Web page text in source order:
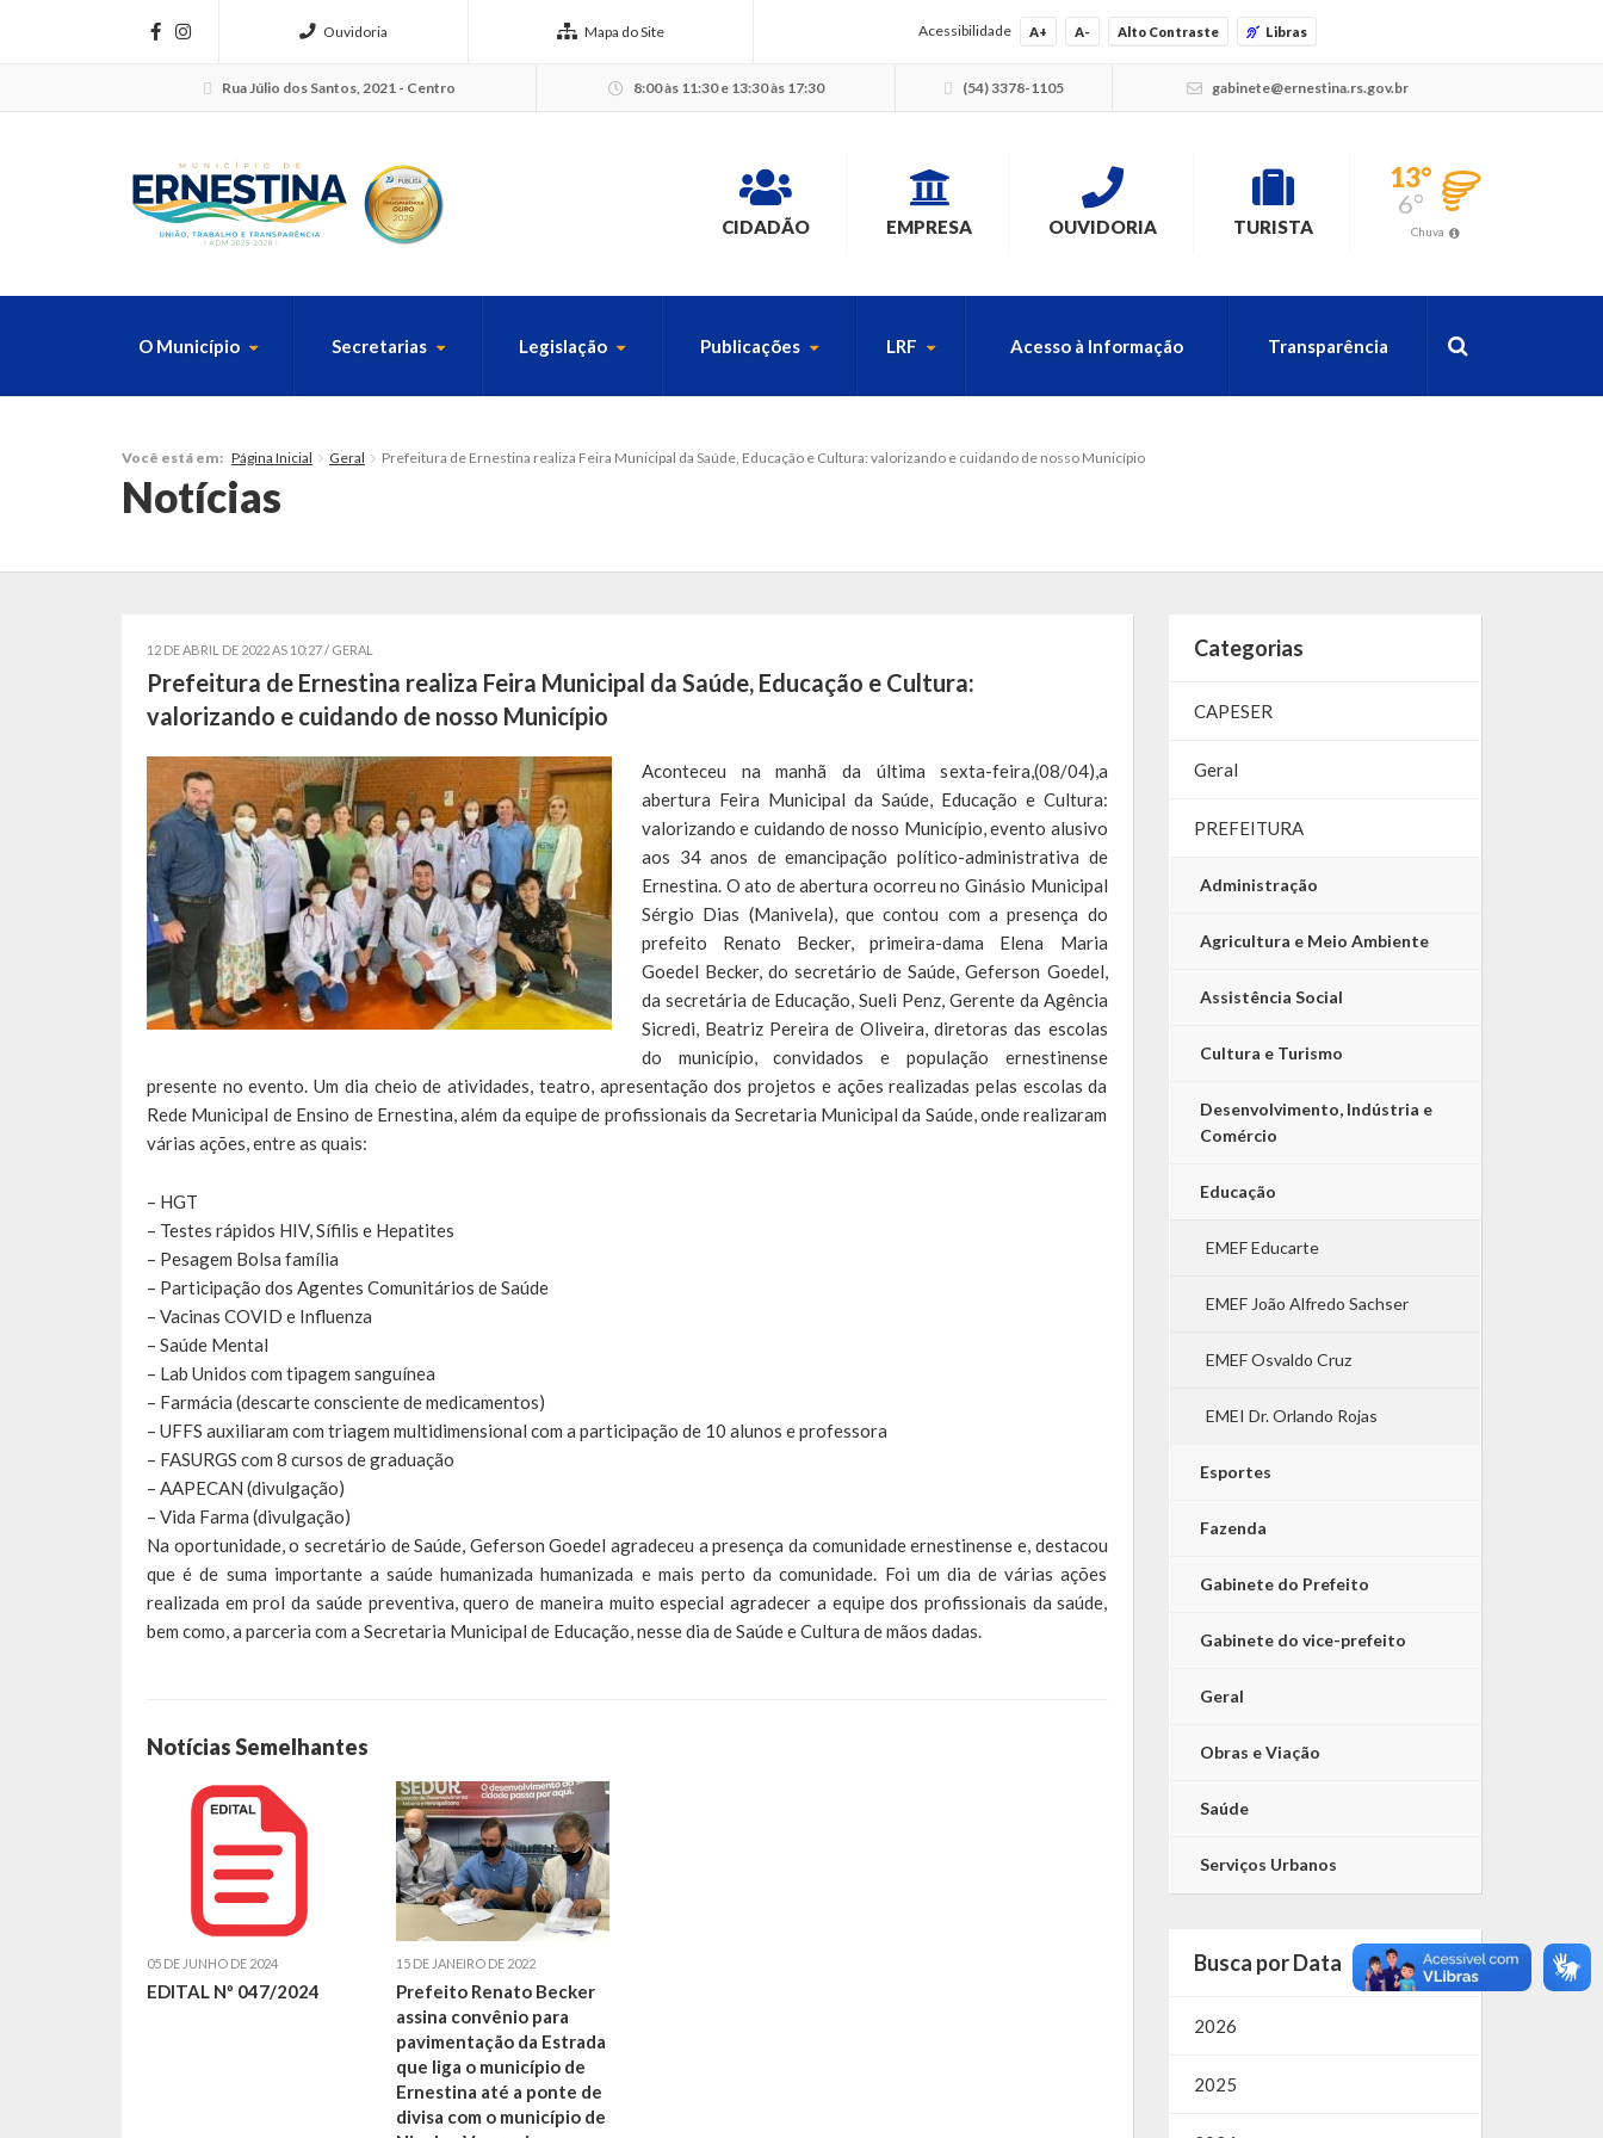
Ouvidoria Mapa do Site Acessibilidade A+ A- Alto Contraste Libras
Rua Júlio dos Santos, 2021 - Centro 8:00 às 11:30 e 13:30 às 17:30 (54) 3378-1105 gabinete@ernestina.rs.gov.br
CIDADÃO EMPRESA OUVIDORIA TURISTA
13°
6°
Chuva
O Município Secretarias Legislação Publicações LRF Acesso à Informação Transparência
Você está em: Página Inicial Geral Prefeitura de Ernestina realiza Feira Municipal da Saúde, Educação e Cultura: valorizando e cuidando de nosso Município
Notícias
12 DE ABRIL DE 2022 AS 10:27 / GERAL
Prefeitura de Ernestina realiza Feira Municipal da Saúde, Educação e Cultura:
valorizando e cuidando de nosso Município
Aconteceu na manhã da última sexta-feira,(08/04),a
abertura Feira Municipal da Saúde, Educação e Cultura:
valorizando e cuidando de nosso Município, evento alusivo
aos 34 anos de emancipação político-administrativa de
Ernestina. O ato de abertura ocorreu no Ginásio Municipal
Sérgio Dias (Manivela), que contou com a presença do
prefeito Renato Becker, primeira-dama Elena Maria
Goedel Becker, do secretário de Saúde, Geferson Goedel,
da secretária de Educação, Sueli Penz, Gerente da Agência
Sicredi, Beatriz Pereira de Oliveira, diretoras das escolas
do município, convidados e população ernestinense
presente no evento. Um dia cheio de atividades, teatro, apresentação dos projetos e ações realizadas pelas escolas da
Rede Municipal de Ensino de Ernestina, além da equipe de profissionais da Secretaria Municipal da Saúde, onde realizaram
várias ações, entre as quais:
– HGT
– Testes rápidos HIV, Sífilis e Hepatites
– Pesagem Bolsa família
– Participação dos Agentes Comunitários de Saúde
– Vacinas COVID e Influenza
– Saúde Mental
– Lab Unidos com tipagem sanguínea
– Farmácia (descarte consciente de medicamentos)
– UFFS auxiliaram com triagem multidimensional com a participação de 10 alunos e professora
– FASURGS com 8 cursos de graduação
– AAPECAN (divulgação)
– Vida Farma (divulgação)
Na oportunidade, o secretário de Saúde, Geferson Goedel agradeceu a presença da comunidade ernestinense e, destacou
que é de suma importante a saúde humanizada humanizada e mais perto da comunidade. Foi um dia de várias ações
realizada em prol da saúde preventiva, quero de maneira muito especial agradecer a equipe dos profissionais da saúde,
bem como, a parceria com a Secretaria Municipal de Educação, nesse dia de Saúde e Cultura de mãos dadas.
Notícias Semelhantes
05 DE JUNHO DE 2024
EDITAL Nº 047/2024
15 DE JANEIRO DE 2022
Prefeito Renato Becker
assina convênio para
pavimentação da Estrada
que liga o município de
Ernestina até a ponte de
divisa com o município de
Categorias
CAPESER
Geral
PREFEITURA
Administração
Agricultura e Meio Ambiente
Assistência Social
Cultura e Turismo
Desenvolvimento, Indústria e
Comércio
Educação
EMEF Educarte
EMEF João Alfredo Sachser
EMEF Osvaldo Cruz
EMEI Dr. Orlando Rojas
Esportes
Fazenda
Gabinete do Prefeito
Gabinete do vice-prefeito
Geral
Obras e Viação
Saúde
Serviços Urbanos
Busca por Data
2026
2025